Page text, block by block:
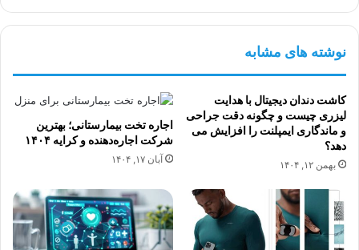
نوشته های مشابه
کاشت دندان دیجیتال با هدایت
لیزری چیست و چگونه دقت جراحی
و ماندگاری ایمپلنت را افزایش می
دهد؟
بهمن ۱۲, ۱۴۰۴
اجاره تخت بیمارستانی؛ بهترین
شرکت اجاره‌دهنده و کرایه ۱۴۰۴
آبان ۱۷, ۱۴۰۴